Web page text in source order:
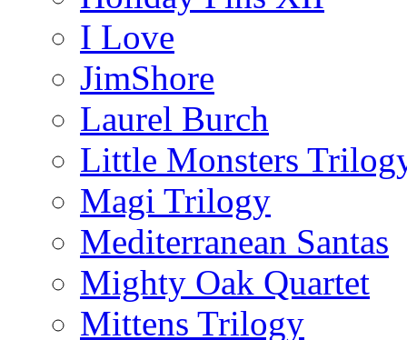
I Love
JimShore
Laurel Burch
Little Monsters
Magi Trilogy
Mediterranean Santas
Mighty Oak Quartet
Mittens Trilogy